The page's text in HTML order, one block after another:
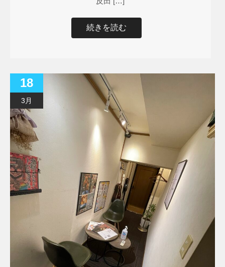
続きを読む
18
3月